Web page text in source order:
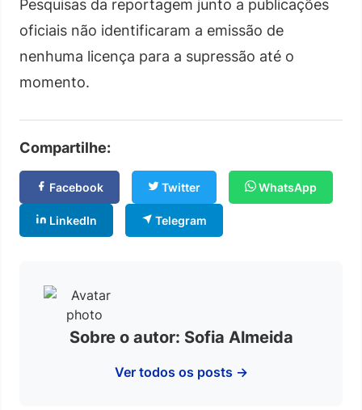
Pesquisas da reportagem junto a publicações
oficiais não identificaram a emissão de
nenhuma licença para a supressão até o
momento.
Compartilhe:
Facebook Twitter WhatsApp
LinkedIn Telegram
Sobre o autor: Sofia Almeida
Ver todos os posts →